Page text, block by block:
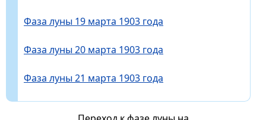
Фаза луны 19 марта 1903 года
Фаза луны 20 марта 1903 года
Фаза луны 21 марта 1903 года